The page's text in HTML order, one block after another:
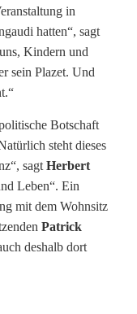
in
hatten“, sagt
Kindern und
sein Plazet. Und
Botschaft
steht dieses
sagt Herbert
Leben“. Ein
mit dem Wohnsitz
Patrick
deshalb dort